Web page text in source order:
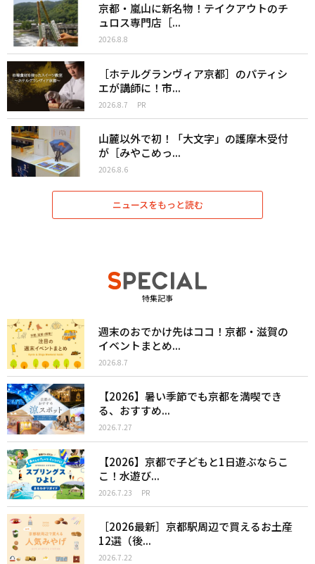
京都・嵐山に新名物！テイクアウトのチ
ュロス専門店［...
2026.8.8
［ホテルグランヴィア京都］のパティシ
エが講師に！市...
2026.8.7 PR
山麓以外で初！「大文字」の護摩木受付
が［みやこめっ...
2026.8.6
ニュースをもっと読む
特集記事
週末のおでかけ先はココ！京都・滋賀の
イベントまとめ...
2026.8.7
【2026】暑い季節でも京都を満喫でき
る、おすすめ...
2026.7.27
【2026】京都で子どもと1日遊ぶならこ
こ！水遊び...
2026.7.23 PR
［2026最新］京都駅周辺で買えるお土産
12選（後...
2026.7.22